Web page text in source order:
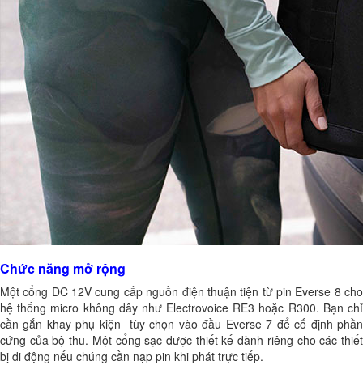
Chức năng mở rộng
Một cổng DC 12V cung cấp nguồn điện thuận tiện từ pin Everse 8 cho
hệ thống micro không dây như Electrovoice RE3 hoặc R300. Bạn chỉ
cần gắn khay phụ kiện tùy chọn vào đầu Everse 7 để cố định phần
cứng của bộ thu. Một cổng sạc được thiết kế dành riêng cho các thiết
bị di động nếu chúng cần nạp pin khi phát trực tiếp.